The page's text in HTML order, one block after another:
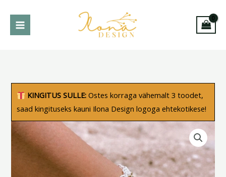
content
KINGITUS SULLE: Ostes korraga vähemalt 3 toodet,
saad kingituseks kauni Ilona Design logoga ehtekotikese!
Jalakett